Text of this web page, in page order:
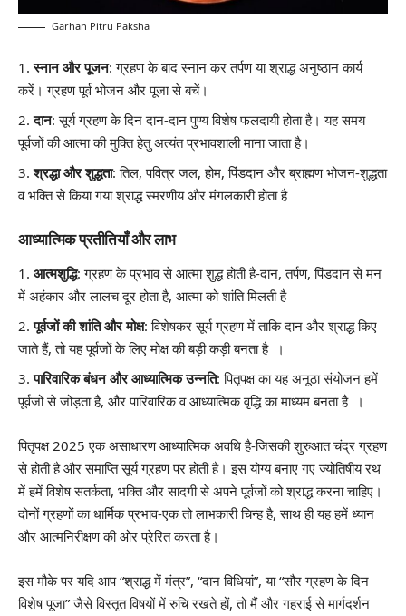
Garhan Pitru Paksha
स्नान और पूजन: ग्रहण के बाद स्नान कर तर्पण या श्राद्ध अनुष्ठान कार्य
करें। ग्रहण पूर्व भोजन और पूजा से बचें।
दान: सूर्य ग्रहण के दिन दान-दान पुण्य विशेष फलदायी होता है। यह समय
पूर्वजों की आत्मा की मुक्ति हेतु अत्यंत प्रभावशाली माना जाता है।
श्रद्धा और शुद्धता: तिल, पवित्र जल, होम, पिंडदान और ब्राह्मण भोजन-शुद्धता
व भक्ति से किया गया श्राद्ध स्मरणीय और मंगलकारी होता है
आध्यात्मिक प्रतीतियाँ और लाभ
आत्मशुद्धि: ग्रहण के प्रभाव से आत्मा शुद्ध होती है-दान, तर्पण, पिंडदान से मन
में अहंकार और लालच दूर होता है, आत्मा को शांति मिलती है
पूर्वजों की शांति और मोक्ष: विशेषकर सूर्य ग्रहण में ताकि दान और श्राद्ध किए
जाते हैं, तो यह पूर्वजों के लिए मोक्ष की बड़ी कड़ी बनता है ।
पारिवारिक बंधन और आध्यात्मिक उन्नति: पितृपक्ष का यह अनूठा संयोजन हमें
पूर्वजो से जोड़ता है, और पारिवारिक व आध्यात्मिक वृद्धि का माध्यम बनता है ।
पितृपक्ष 2025 एक असाधारण आध्यात्मिक अवधि है-जिसकी शुरुआत चंद्र ग्रहण
से होती है और समाप्ति सूर्य ग्रहण पर होती है। इस योग्य बनाए गए ज्योतिषीय रथ
में हमें विशेष सतर्कता, भक्ति और सादगी से अपने पूर्वजों को श्राद्ध करना चाहिए।
दोनों ग्रहणों का धार्मिक प्रभाव-एक तो लाभकारी चिन्ह है, साथ ही यह हमें ध्यान
और आत्मनिरीक्षण की ओर प्रेरित करता है।
इस मौके पर यदि आप “श्राद्ध में मंत्र”, “दान विधियां”, या “सौर ग्रहण के दिन
विशेष पूजा” जैसे विस्तृत विषयों में रुचि रखते हों, तो मैं और गहराई से मार्गदर्शन